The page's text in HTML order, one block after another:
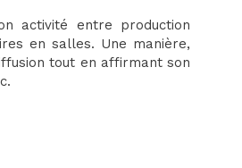
activité entre production
en salles. Une manière,
tout en affirmant son